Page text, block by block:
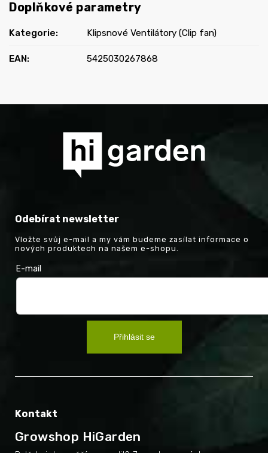
Doplňkové parametry
Kategorie: Klipsnové Ventilátory (Clip fan)
EAN: 5425030267868
Odebírat newsletter
Vložte svůj e-mail a my vám budeme zasílat informace o
nových produktech na našem e-shopu.
E-mail
Přihlásit se
Kontakt
Growshop HiGarden